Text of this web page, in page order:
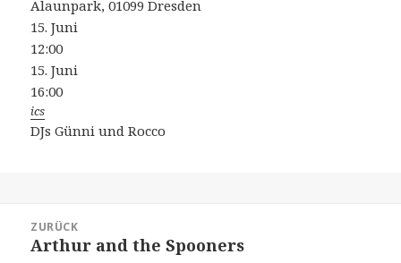
Alaunpark, 01099 Dresden
15. Juni
12:00
15. Juni
16:00
ics
DJs Günni und Rocco
ZURÜCK
Vorheriger
Arthur and the Spooners